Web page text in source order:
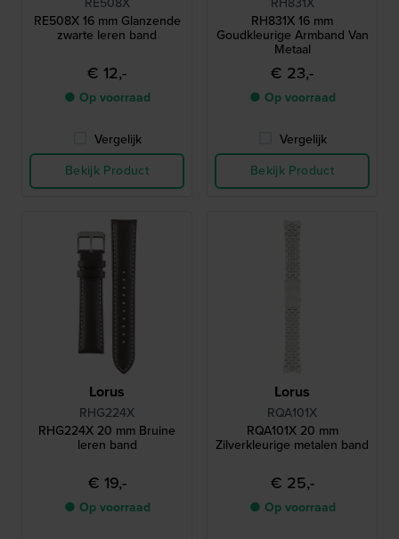
RE508X 16 mm Glanzende
zwarte leren band
€ 12,-
● Op voorraad
Vergelijk
Bekijk Product
RH831X 16 mm
Goudkleurige Armband Van
Metaal
€ 23,-
● Op voorraad
Vergelijk
Bekijk Product
Lorus
RHG224X
RHG224X 20 mm Bruine
leren band
€ 19,-
● Op voorraad
Lorus
RQA101X
RQA101X 20 mm
Zilverkleurige metalen band
€ 25,-
● Op voorraad